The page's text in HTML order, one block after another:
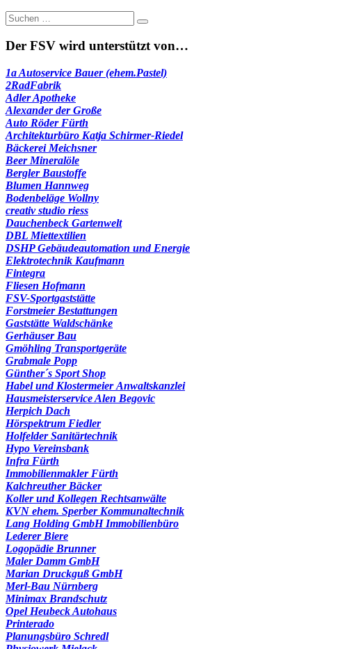
Suche
nach:
Der FSV wird unterstützt von…
1a Autoservice Bauer (ehem.Pastel)
2RadFabrik
Adler Apotheke
Alexander der Große
Auto Röder Fürth
Architekturbüro Katja Schirmer-Riedel
Bäckerei Meichsner
Beer Mineralöle
Bergler Baustoffe
Blumen Hannweg
Bodenbeläge Wollny
creativ studio riess
Dauchenbeck Gartenwelt
DBL Miettextilien
DSHP Gebäudeautomation und Energie
Elektrotechnik Kaufmann
Fintegra
Fliesen Hofmann
FSV-Sportgaststätte
Forstmeier Bestattungen
Gaststätte Waldschänke
Gerhäuser Bau
Gmöhling Transportgeräte
Grabmale Popp
Günther´s Sport Shop
Habel und Klostermeier Anwaltskanzlei
Hausmeisterservice Alen Begovic
Herpich Dach
Hörspektrum Fiedler
Holfelder Sanitärtechnik
Hypo Vereinsbank
Infra Fürth
Immobilienmakler Fürth
Kalchreuther Bäcker
Koller und Kollegen Rechtsanwälte
KVN ehem. Sperber Kommunaltechnik
Lang Holding GmbH Immobilienbüro
Lederer Biere
Logopädie Brunner
Maler Damm GmbH
Marian Druckguß GmbH
Merl-Bau Nürnberg
Minimax Brandschutz
Opel Heubeck Autohaus
Printerado
Planungsbüro Schredl